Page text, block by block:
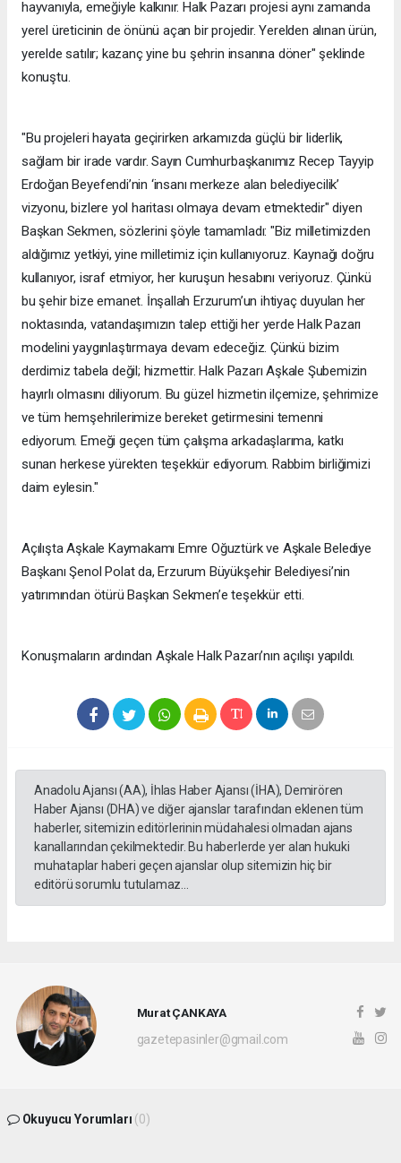
hayvanıyla, emeğiyle kalkınır. Halk Pazarı projesi aynı zamanda
yerel üreticinin de önünü açan bir projedir. Yerelden alınan ürün,
yerelde satılır; kazanç yine bu şehrin insanına döner" şeklinde
konuştu.
"Bu projeleri hayata geçirirken arkamızda güçlü bir liderlik,
sağlam bir irade vardır. Sayın Cumhurbaşkanımız Recep Tayyip
Erdoğan Beyefendi’nin ‘insanı merkeze alan belediyecilik’
vizyonu, bizlere yol haritası olmaya devam etmektedir" diyen
Başkan Sekmen, sözlerini şöyle tamamladı: "Biz milletimizden
aldığımız yetkiyi, yine milletimiz için kullanıyoruz. Kaynağı doğru
kullanıyor, israf etmiyor, her kuruşun hesabını veriyoruz. Çünkü
bu şehir bize emanet. İnşallah Erzurum’un ihtiyaç duyulan her
noktasında, vatandaşımızın talep ettiği her yerde Halk Pazarı
modelini yaygınlaştırmaya devam edeceğiz. Çünkü bizim
derdimiz tabela değil; hizmettir. Halk Pazarı Aşkale Şubemizin
hayırlı olmasını diliyorum. Bu güzel hizmetin ilçemize, şehrimize
ve tüm hemşehrilerimize bereket getirmesini temenni
ediyorum. Emeği geçen tüm çalışma arkadaşlarıma, katkı
sunan herkese yürekten teşekkür ediyorum. Rabbim birliğimizi
daim eylesin."
Açılışta Aşkale Kaymakamı Emre Oğuztürk ve Aşkale Belediye
Başkanı Şenol Polat da, Erzurum Büyükşehir Belediyesi’nin
yatırımından ötürü Başkan Sekmen’e teşekkür etti.
Konuşmaların ardından Aşkale Halk Pazarı’nın açılışı yapıldı.
Anadolu Ajansı (AA), İhlas Haber Ajansı (İHA), Demirören
Haber Ajansı (DHA) ve diğer ajanslar tarafından eklenen tüm
haberler, sitemizin editörlerinin müdahalesi olmadan ajans
kanallarından çekilmektedir. Bu haberlerde yer alan hukuki
muhataplar haberi geçen ajanslar olup sitemizin hiç bir
editörü sorumlu tutulamaz...
Murat ÇANKAYA
gazetepasinler@gmail.com
Okuyucu Yorumları (0)